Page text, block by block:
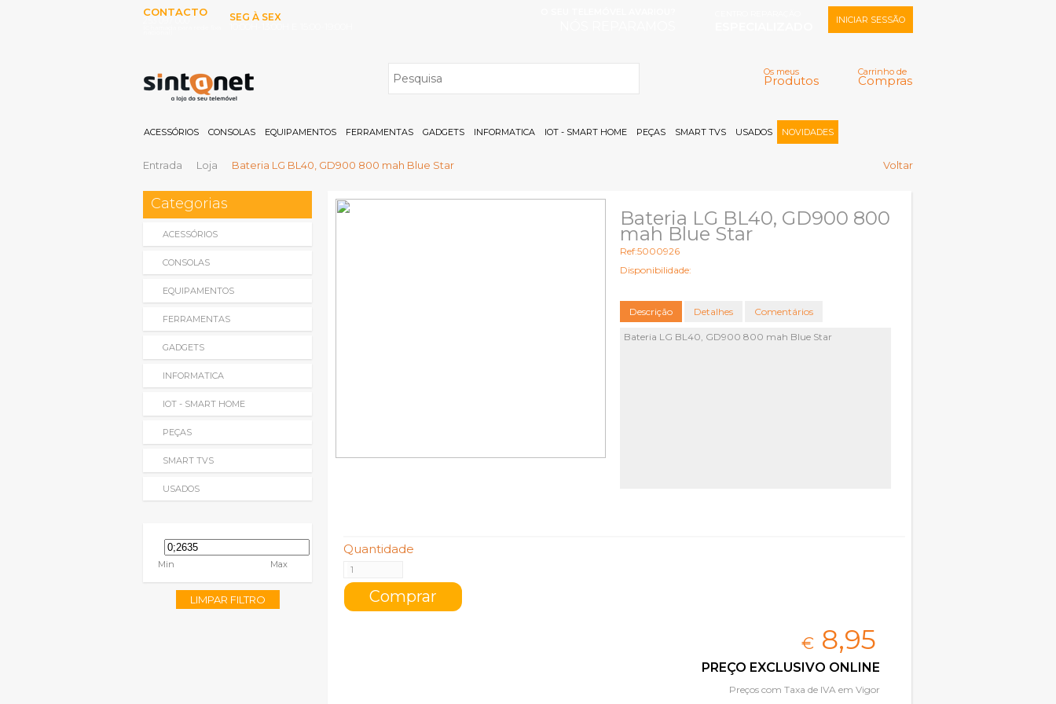
CONTACTO
SEG À SEX
Carrinho de
Compras
Os meus
Produtos
INICIAR SESSÃO
Memorizar
Registar |
ACESSÓRIOS CONSOLAS EQUIPAMENTOS FERRAMENTAS GADGETS INFORMATICA IOT - SMART HOME PEÇAS SMART TVS USADOS NOVIDADES
Entrada Loja Bateria LG BL40, GD900 800 mah Blue Star Voltar
Categorias
ACESSÓRIOS
CONSOLAS
EQUIPAMENTOS
FERRAMENTAS
GADGETS
INFORMATICA
IOT - SMART HOME
PEÇAS
SMART TVS
USADOS
Min Max
LIMPAR FILTRO
Bateria LG BL40, GD900 800
mah Blue Star
Ref:5000926
Disponibilidade:
Descrição Detalhes Comentários
Bateria LG BL40, GD900 800 mah Blue Star
Quantidade
€ 8,95
PREÇO EXCLUSIVO ONLINE
Preços com Taxa de IVA em Vigor